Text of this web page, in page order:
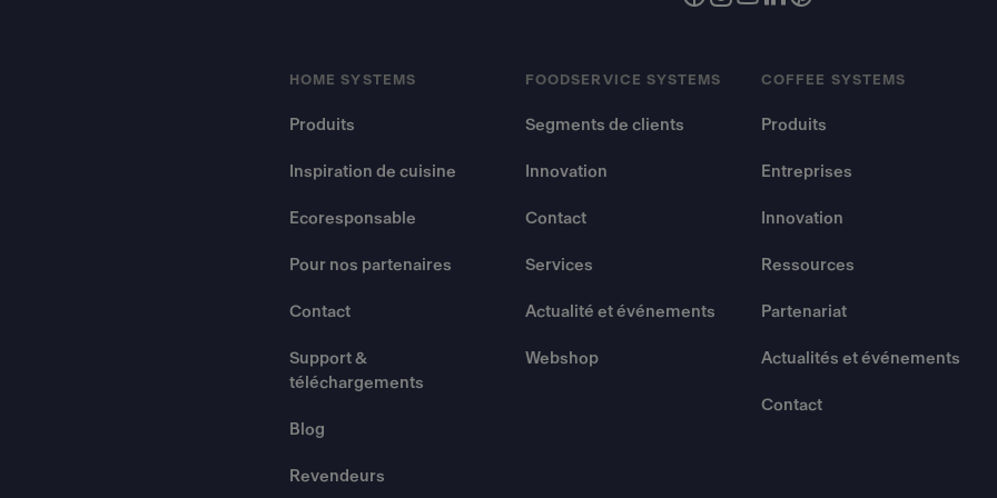
HOME SYSTEMS
Produits
Inspiration de cuisine
Ecoresponsable
Pour nos partenaires
Contact
Support &
téléchargements
Blog
Revendeurs
FOODSERVICE SYSTEMS
Segments de clients
Innovation
Contact
Services
Actualité et événements
Webshop
COFFEE SYSTEMS
Produits
Entreprises
Innovation
Ressources
Partenariat
Actualités et événements
Contact